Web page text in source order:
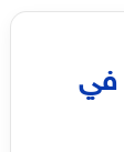
في